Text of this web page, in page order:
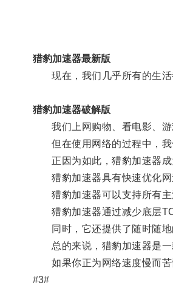
猎豹加速器最新版
现在，我们几乎所有的生活
猎豹加速器破解版
我们上网购物、看电影、游
但在使用网络的过程中，我
正因为如此，猎豹加速器成
猎豹加速器具有快速优化网
猎豹加速器可以支持所有主
猎豹加速器通过减少底层
同时，它还提供了随时随地
总的来说，猎豹加速器是一
如果你正为网络速度慢而苦
#3#